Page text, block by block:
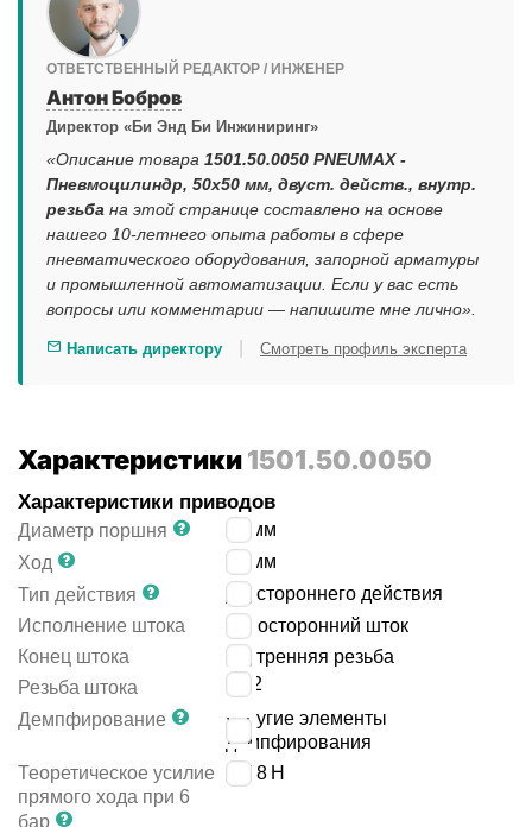
ОТВЕТСТВЕННЫЙ РЕДАКТОР / ИНЖЕНЕР
Антон Бобров
Директор «Би Энд Би Инжиниринг»
«Описание товара 1501.50.0050 PNEUMAX -
Пневмоцилиндр, 50x50 мм, двуст. действ., внутр.
резьба на этой странице составлено на основе
нашего 10-летнего опыта работы в сфере
пневматического оборудования, запорной арматуры
и промышленной автоматизации. Если у вас есть
вопросы или комментарии — напишите мне лично».
Написать директору Смотреть профиль эксперта
Характеристики1501.50.0050
Характеристики приводов
Диаметр поршня
мм
Ход
мм
Тип действия
двустороннего действия
Исполнение штока
односторонний шток
Конец штока
внутренняя резьба
Резьба штока
M12
Демпфирование
упругие элементы
демпфирования
Теоретическое усилие
прямого хода при 6
бар
1178 Н